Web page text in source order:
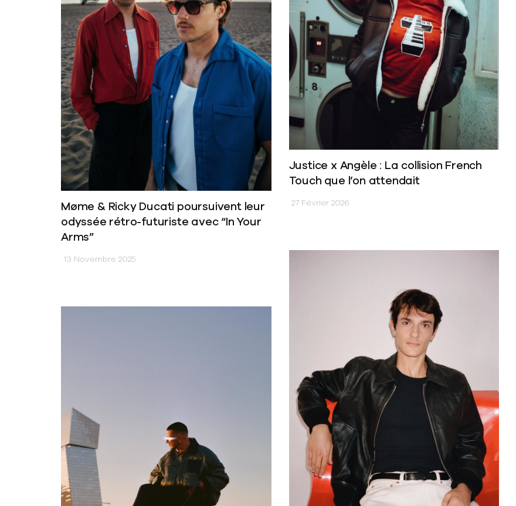
Justice x Angèle : La collision French
Touch que l’on attendait
27 Février 2026
Møme & Ricky Ducati poursuivent leur
odyssée rétro-futuriste avec “In Your
Arms”
13 Novembre 2025